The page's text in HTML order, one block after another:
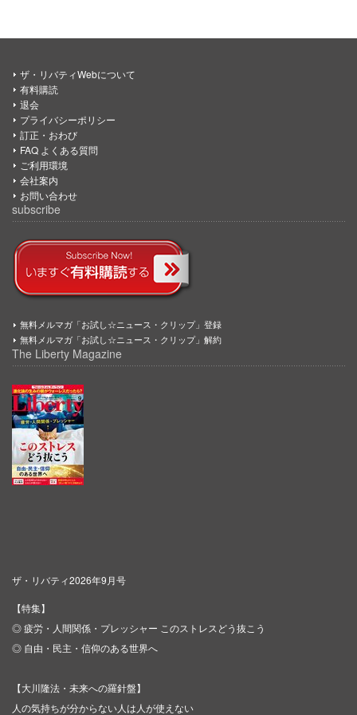
ザ・リバティWebについて
有料購読
退会
プライバシーポリシー
訂正・おわび
FAQ よくある質問
ご利用環境
会社案内
お問い合わせ
subscribe
無料メルマガ「お試し☆ニュース・クリップ」登録
無料メルマガ「お試し☆ニュース・クリップ」解約
The Liberty Magazine
ザ・リバティ2026年9月号
【特集】
◎ 疲労・人間関係・プレッシャー このストレスどう抜こう
◎ 自由・民主・信仰のある世界へ
【大川隆法・未来への羅針盤】
人の気持ちが分からない人は人が使えない